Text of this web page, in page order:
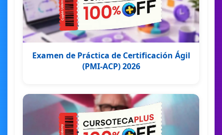
Examen de Práctica de Certificación Ágil
(PMI-ACP) 2026